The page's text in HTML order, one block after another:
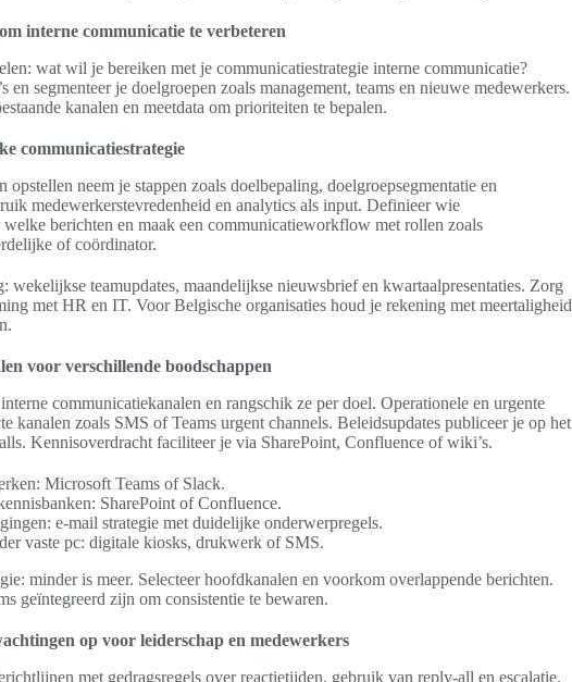
interne communicatie te verbeteren
wat wil je bereiken met je communicatiestrategie interne communicatie?
en segmenteer je doelgroepen zoals management, teams en nieuwe medewerkers.
kanalen en meetdata om prioriteiten te bepalen.
communicatiestrategie
neem je stappen zoals doelbepaling, doelgroepsegmentatie en
medewerkerstevredenheid en analytics als input. Definieer wie
berichten en maak een communicatieworkflow met rollen zoals
of coördinator.
wekelijkse teamupdates, maandelijkse nieuwsbrief en kwartaalpresentaties. Zorg
met HR en IT. Voor Belgische organisaties houd je rekening met meertaligheid
voor verschillende boodschappen
communicatiekanalen en rangschik ze per doel. Operationele en urgente
kanalen zoals SMS of Teams urgent channels. Beleidsupdates publiceer je op het
Kennisoverdracht faciliteer je via SharePoint, Confluence of wiki’s.
Microsoft Teams of Slack.
SharePoint of Confluence.
e-mail strategie met duidelijke onderwerpregels.
vaste pc: digitale kiosks, drukwerk of SMS.
minder is meer. Selecteer hoofdkanalen en voorkom overlappende berichten.
geïntegreerd zijn om consistentie te bewaren.
op voor leiderschap en medewerkers
met gedragsregels over reactietijden, gebruik van reply-all en escalatie.